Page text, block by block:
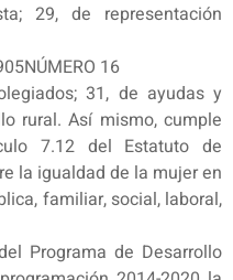
29, de representación
16
31, de ayudas y
rural. Así mismo, cumple
7.12 del Estatuto de
la igualdad de la mujer en
familiar, social, laboral,
Programa de Desarrollo